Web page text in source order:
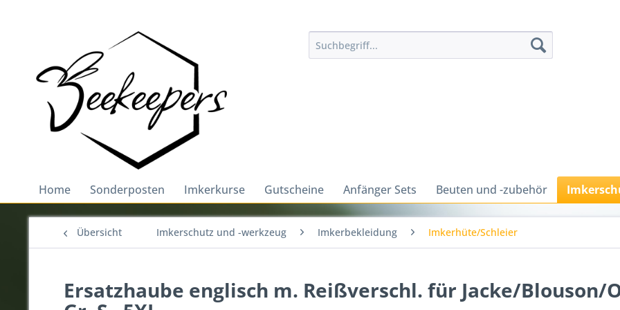
Home Sonderposten Imkerkurse Gutscheine Anfänger Sets Beuten und -zubehör
Übersicht Imkerschutz und -werkzeug Imkerbekleidung Imkerhüte/Schleier
Ersatzhaube englisch m. Reißverschl. für Jacke/Blouson/